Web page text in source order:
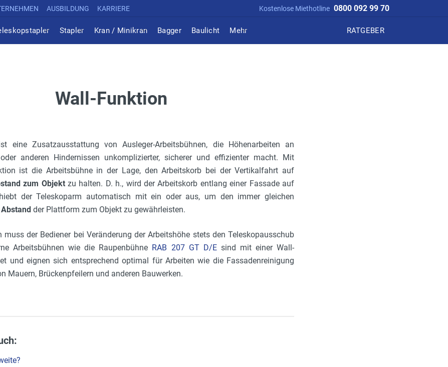
AUSBILDUNG KARRIERE Kostenlose Miethotline 0800 092 99 70
Stapler Kran / Minikran Bagger Baulicht Mehr RATGEBER
Wall-Funktion
eine Zusatzausstattung von Ausleger-Arbeitsbühnen, die Höhenarbeiten an
anderen Hindernissen unkomplizierter, sicherer und effizienter macht. Mit
ist die Arbeitsbühne in der Lage, den Arbeitskorb bei der Vertikalfahrt auf
zum Objektzu halten. D. h., wird der Arbeitskorb entlang einer Fassade auf
der Teleskoparm automatisch mit ein oder aus, um den immer gleichen
der Plattform zum Objekt zu gewährleisten.
muss der Bediener bei Veränderung der Arbeitshöhe stets den Teleskopausschub
Arbeitsbühnen wie die Raupenbühne RAB 207 GT D/Esind mit einer Wall-
und eignen sich entsprechend optimal für Arbeiten wie die Fassadenreinigung
Mauern, Brückenpfeilern und anderen Bauwerken.